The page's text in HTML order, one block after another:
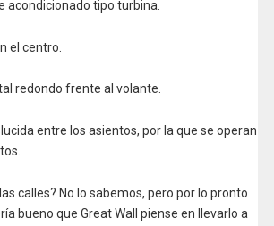
acondicionado tipo turbina.
el centro.
redondo frente al volante.
entre los asientos, por la que se operan
calles? No lo sabemos, pero por lo pronto
bueno que Great Wall piense en llevarlo a